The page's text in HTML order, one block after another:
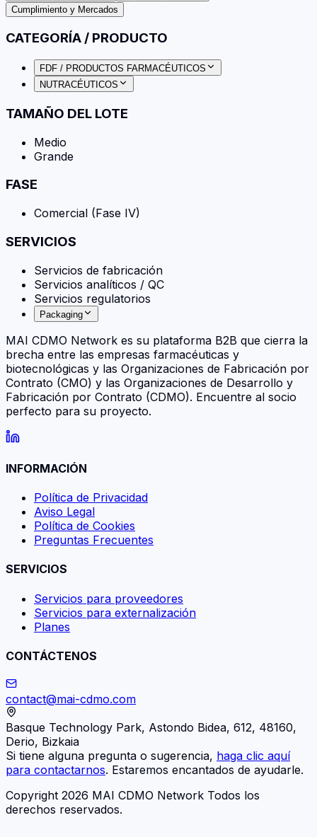
Cumplimiento y Mercados
CATEGORÍA / PRODUCTO
FDF / PRODUCTOS FARMACÉUTICOS
NUTRACÉUTICOS
TAMAÑO DEL LOTE
Medio
Grande
FASE
Comercial (Fase IV)
SERVICIOS
Servicios de fabricación
Servicios analíticos / QC
Servicios regulatorios
Packaging
MAI CDMO Network es su plataforma B2B que cierra la
brecha entre las empresas farmacéuticas y
biotecnológicas y las Organizaciones de Fabricación por
Contrato (CMO) y las Organizaciones de Desarrollo y
Fabricación por Contrato (CDMO). Encuentre al socio
perfecto para su proyecto.
INFORMACIÓN
Política de Privacidad
Aviso Legal
Política de Cookies
Preguntas Frecuentes
SERVICIOS
Servicios para proveedores
Servicios para externalización
Planes
CONTÁCTENOS
contact@mai-cdmo.com
Basque Technology Park, Astondo Bidea, 612, 48160,
Derio, Bizkaia
Si tiene alguna pregunta o sugerencia, haga clic aquí
para contactarnos. Estaremos encantados de ayudarle.
Copyright 2026 MAI CDMO Network Todos los
derechos reservados.